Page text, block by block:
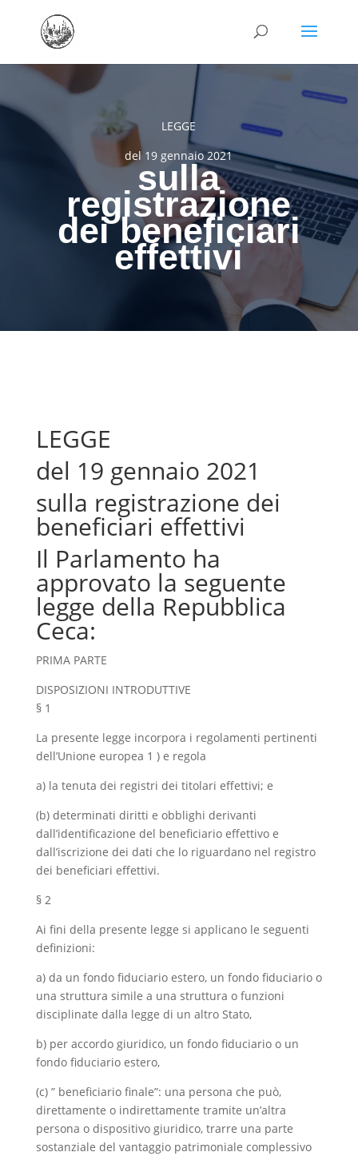
LEGGE
del 19 gennaio 2021
sulla
registrazione
dei beneficiari
effettivi
LEGGE
del 19 gennaio 2021
sulla registrazione dei
beneficiari effettivi
Il Parlamento ha
approvato la seguente
legge della Repubblica
Ceca:
PRIMA PARTE
DISPOSIZIONI INTRODUTTIVE
§ 1
La presente legge incorpora i regolamenti pertinenti
dell’Unione europea 1 ) e regola
a) la tenuta dei registri dei titolari effettivi; e
(b) determinati diritti e obblighi derivanti
dall’identificazione del beneficiario effettivo e
dall’iscrizione dei dati che lo riguardano nel registro
dei beneficiari effettivi.
§ 2
Ai fini della presente legge si applicano le seguenti
definizioni:
a) da un fondo fiduciario estero, un fondo fiduciario o
una struttura simile a una struttura o funzioni
disciplinate dalla legge di un altro Stato,
b) per accordo giuridico, un fondo fiduciario o un
fondo fiduciario estero,
(c) ” beneficiario finale”: una persona che può,
direttamente o indirettamente tramite un’altra
persona o dispositivo giuridico, trarre una parte
sostanziale del vantaggio patrimoniale complessivo